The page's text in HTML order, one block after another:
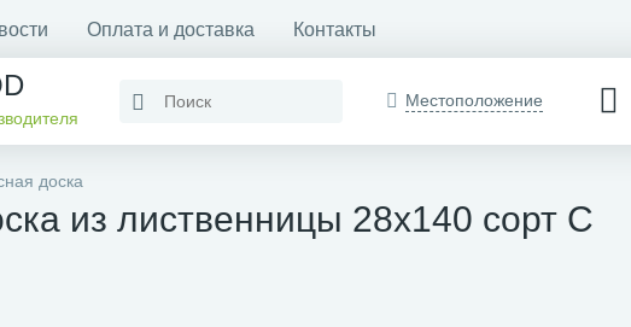
Оплата и доставка Контакты
Местоположение
доска
из лиственницы 28х140 сорт С